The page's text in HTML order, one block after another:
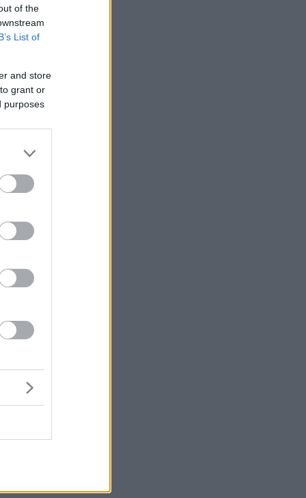
of the
List of
and store
grant or
purposes